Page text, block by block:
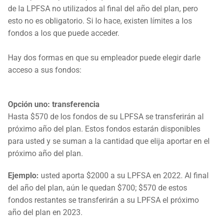
de la LPFSA no utilizados al final del año del plan, pero
esto no es obligatorio. Si lo hace, existen límites a los
fondos a los que puede acceder.
Hay dos formas en que su empleador puede elegir darle
acceso a sus fondos:
Opción uno: transferencia
Hasta $570 de los fondos de su LPFSA se transferirán al
próximo año del plan. Estos fondos estarán disponibles
para usted y se suman a la cantidad que elija aportar en el
próximo año del plan.
Ejemplo: usted aporta $2000 a su LPFSA en 2022. Al final
del año del plan, aún le quedan $700; $570 de estos
fondos restantes se transferirán a su LPFSA el próximo
año del plan en 2023.